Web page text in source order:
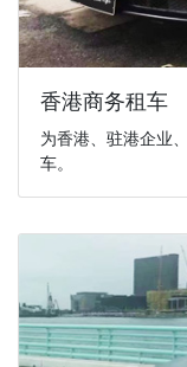
香港商务租车
为香港、驻港企业
车。